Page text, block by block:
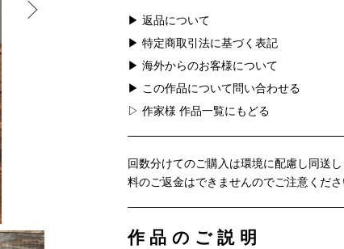
▶ 返品について
▶ 特定商取引法に基づく表記
▶ 海外からのお客様について
▶ この作品について問い合わせる
▷ 作家様 作品一覧にもどる
回数分けてのご購入は環境に配慮し同送
料のご返金はできませんのでご注意くださ
作品のご説明